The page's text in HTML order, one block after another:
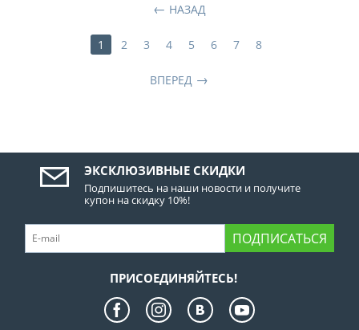
НАЗАД
1 2 3 4 5 6 7 8
ВПЕРЕД
ЭКСКЛЮЗИВНЫЕ СКИДКИ
Подпишитесь на наши новости и получите
купон на скидку 10%!
ПОДПИСАТЬСЯ
ПРИСОЕДИНЯЙТЕСЬ!